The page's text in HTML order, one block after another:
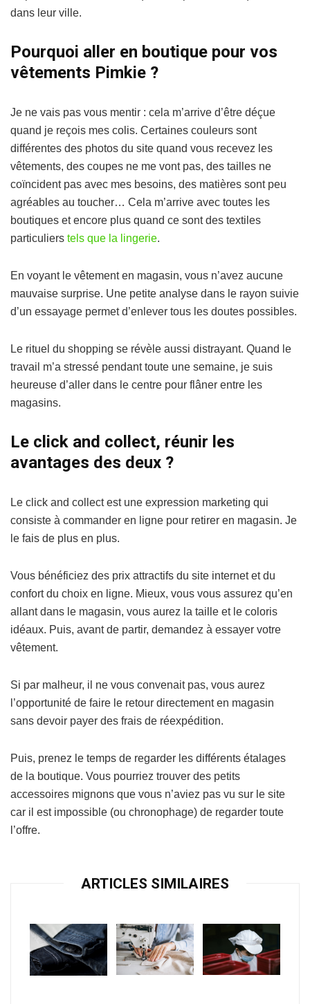
dans leur ville.
Pourquoi aller en boutique pour vos
vêtements Pimkie ?
Je ne vais pas vous mentir : cela m’arrive d’être déçue
quand je reçois mes colis. Certaines couleurs sont
différentes des photos du site quand vous recevez les
vêtements, des coupes ne me vont pas, des tailles ne
coïncident pas avec mes besoins, des matières sont peu
agréables au toucher… Cela m’arrive avec toutes les
boutiques et encore plus quand ce sont des textiles
particuliers tels que la lingerie.
En voyant le vêtement en magasin, vous n’avez aucune
mauvaise surprise. Une petite analyse dans le rayon suivie
d’un essayage permet d’enlever tous les doutes possibles.
Le rituel du shopping se révèle aussi distrayant. Quand le
travail m’a stressé pendant toute une semaine, je suis
heureuse d’aller dans le centre pour flâner entre les
magasins.
Le click and collect, réunir les
avantages des deux ?
Le click and collect est une expression marketing qui
consiste à commander en ligne pour retirer en magasin. Je
le fais de plus en plus.
Vous bénéficiez des prix attractifs du site internet et du
confort du choix en ligne. Mieux, vous vous assurez qu’en
allant dans le magasin, vous aurez la taille et le coloris
idéaux. Puis, avant de partir, demandez à essayer votre
vêtement.
Si par malheur, il ne vous convenait pas, vous aurez
l’opportunité de faire le retour directement en magasin
sans devoir payer des frais de réexpédition.
Puis, prenez le temps de regarder les différents étalages
de la boutique. Vous pourriez trouver des petits
accessoires mignons que vous n’aviez pas vu sur le site
car il est impossible (ou chronophage) de regarder toute
l’offre.
ARTICLES SIMILAIRES